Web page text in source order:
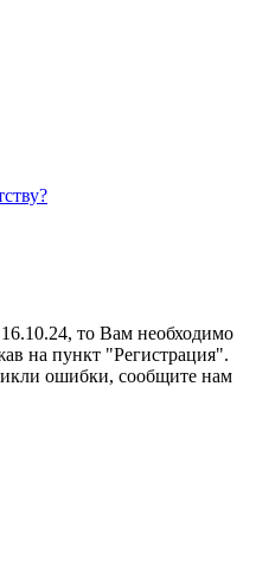
то Вам необходимо
на пункт "Регистрация".
ошибки, сообщите нам